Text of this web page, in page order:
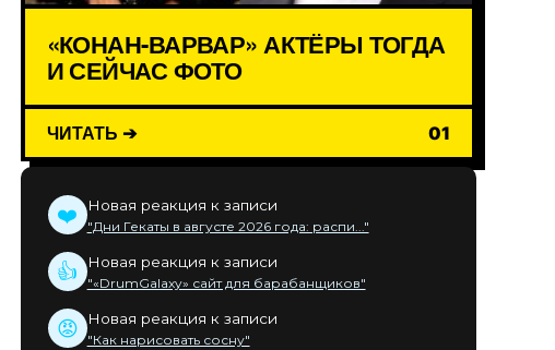
«КОНАН-ВАРВАР» АКТЁРЫ ТОГДА
И СЕЙЧАС ФОТО
ЧИТАТЬ ➔ 01
❤️ Новая реакция к записи
"Дни Гекаты в августе 2026 года: распи..."
👍 Новая реакция к записи
"«DrumGalaxy» сайт для барабанщиков"
😡 Новая реакция к записи
"Как нарисовать сосну"